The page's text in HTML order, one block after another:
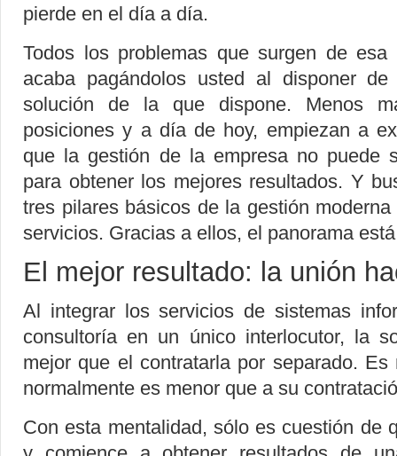
pierde en el día a día.
Todos los problemas que surgen de
acaba pagándolos usted al disponer
solución de la que dispone. Menos
posiciones y a día de hoy, empiezan a
que la gestión de la empresa no puede
para obtener los mejores resultados. Y
tres pilares básicos de la gestión
servicios. Gracias a ellos, el panorama
El mejor resultado: la unión
Al integrar los servicios de sistemas
consultoría en un único interlocutor, la
mejor que el contratarla por separado.
normalmente es menor que a su
Con esta mentalidad, sólo es cuestión de